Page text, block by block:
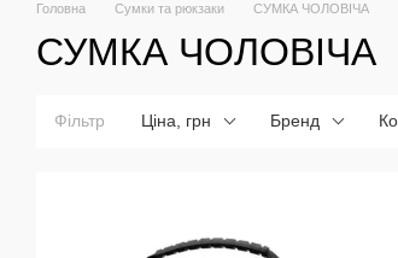
Головна Сумки та рюкзаки СУМКА ЧОЛОВІЧА
СУМКА ЧОЛОВІЧА
Фільтр Ціна, грн Бренд